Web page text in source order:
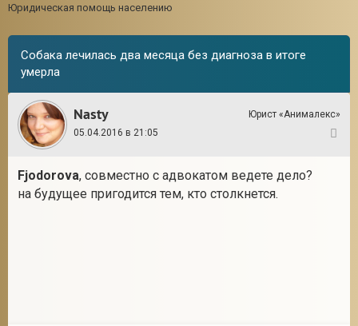
Юридическая помощь населению
Собака лечилась два месяца без диагноза в итоге
умерла
Nasty
Юрист «Анималекс»
05.04.2016 в 21:05
Fjodorova, совместно с адвокатом ведете дело?
на будущее пригодится тем, кто столкнется.